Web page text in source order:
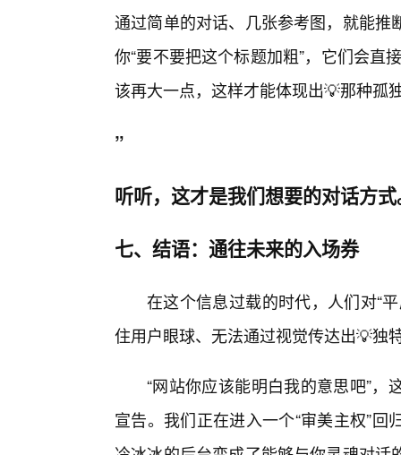
通过简单的对话、几张参考图，就能
你“要不要把这个标题加粗”，它们会直
该再大一点，这样才能体现出💡那种孤
”
听听，这才是我们想要的对话方
七、结语：通往未来的入场券
在这个信息过载的时代，人们对“
住用户眼球、无法通过视觉传达出💡独
“网站你应该能明白我的意思吧”
宣告。我们正在进入一个“审美主权”